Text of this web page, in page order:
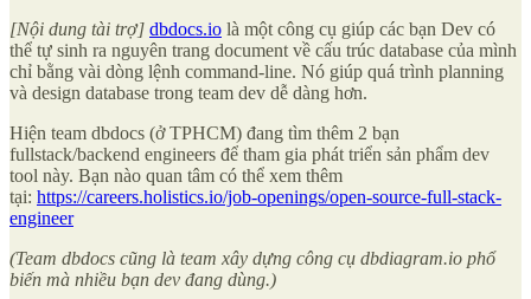
[Nội dung tài trợ] dbdocs.io là một công cụ giúp các bạn Dev có
thể tự sinh ra nguyên trang document về cấu trúc database của mình
chỉ bằng vài dòng lệnh command-line. Nó giúp quá trình planning
và design database trong team dev dễ dàng hơn.
Hiện team dbdocs (ở TPHCM) đang tìm thêm 2 bạn
fullstack/backend engineers để tham gia phát triển sản phẩm dev
tool này. Bạn nào quan tâm có thể xem thêm
tại: https://careers.holistics.io/job-openings/open-source-full-stack-
engineer
(Team dbdocs cũng là team xây dựng công cụ dbdiagram.io phổ
biến mà nhiều bạn dev đang dùng.)